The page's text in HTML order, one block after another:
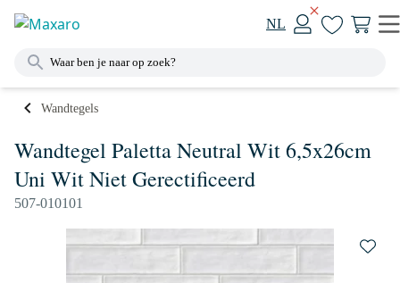
NL
Wandtegels
Wandtegel Paletta Neutral Wit 6,5x26cm
Uni Wit Niet Gerectificeerd
507-010101